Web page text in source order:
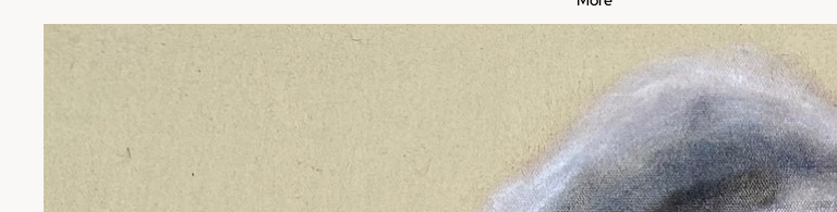
Skip to product information